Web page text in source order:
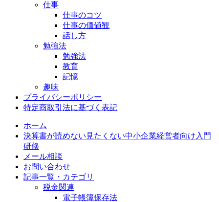
仕事
仕事のコツ
仕事の価値観
話し方
勉強法
勉強法
教育
記憶
趣味
プライバシーポリシー
特定商取引法に基づく表記
ホーム
決算書が読めない見たくない中小企業経営者向け入門
研修
メール相談
お問い合わせ
記事一覧・カテゴリ
税金関連
電子帳簿保存法